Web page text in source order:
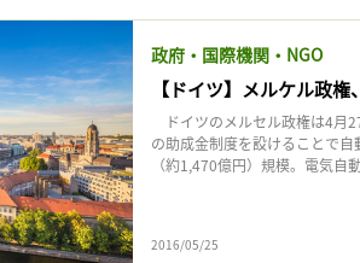
政府・国際機関・NGO
【ドイツ】メルケル政
ドイツのメルセル政権は4月
の助成金制度を設けることで
（約1,470億円）規模。電気
2016/05/25